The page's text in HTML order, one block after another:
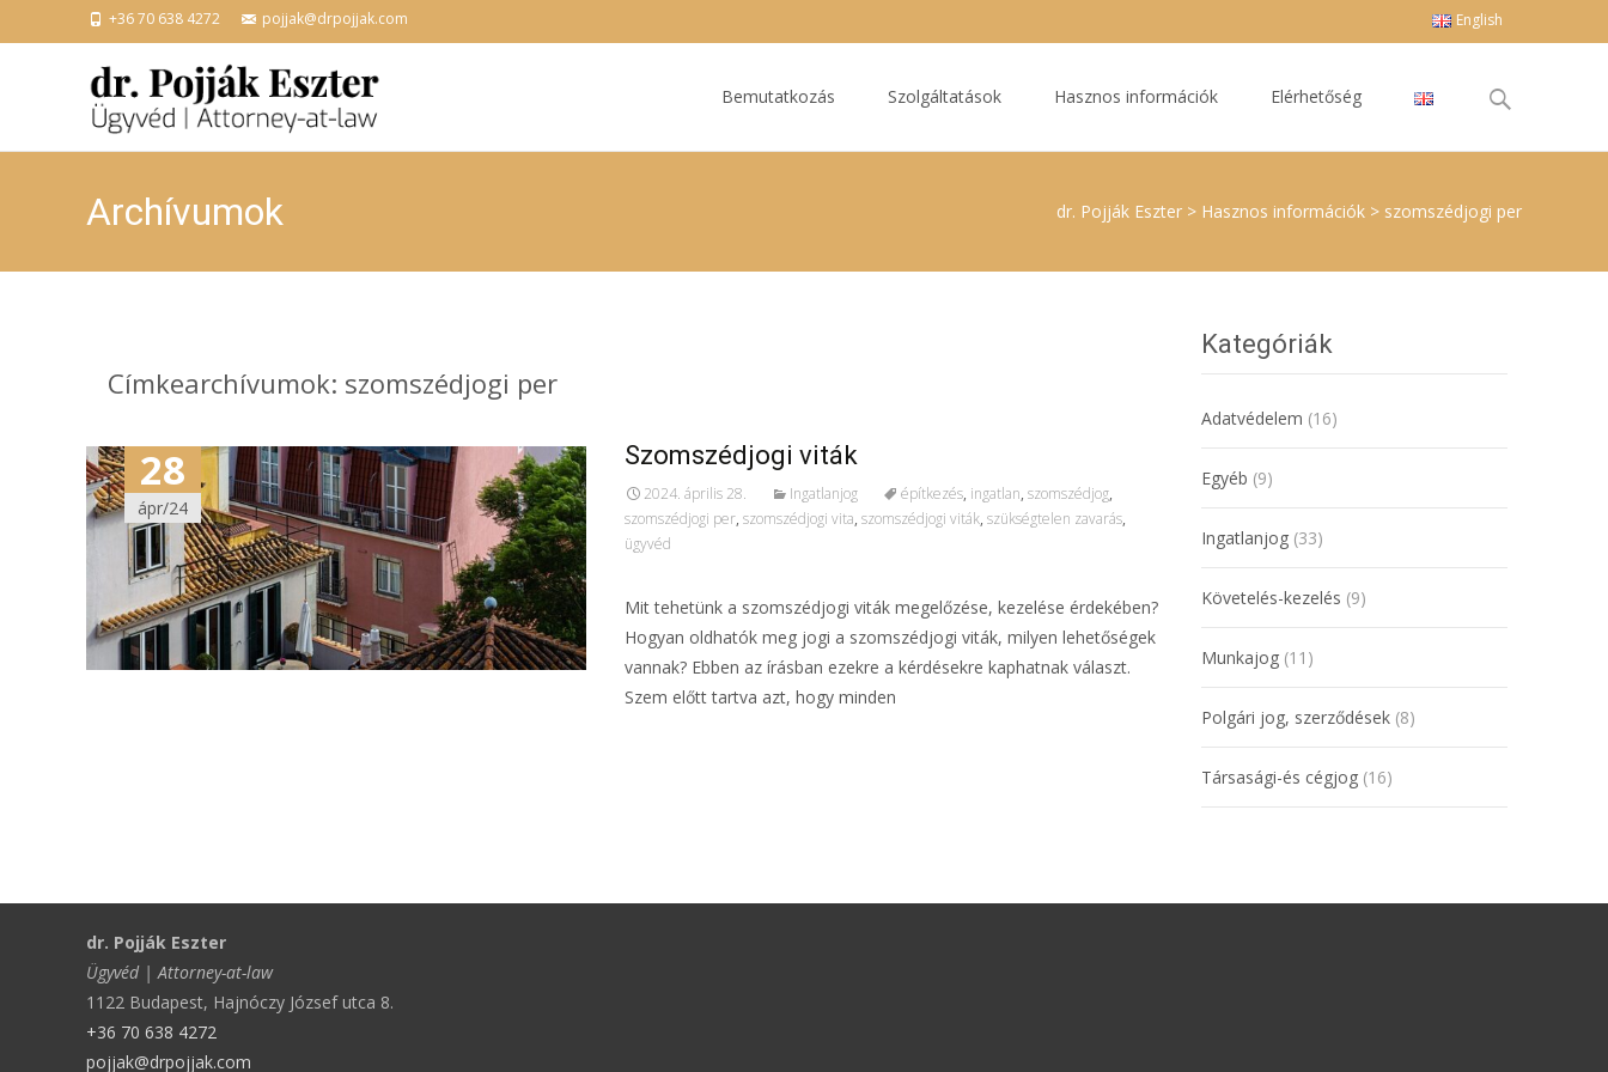
+36 70 638 4272 pojjak@drpojjak.com English
Bemutatkozás Szolgáltatások Hasznos információk Elérhetőség
Keresés
erre:
Archívumok dr. Pojják Eszter > Hasznos információk > szomszédjogi per
Címkearchívumok: szomszédjogi per
28
ápr/24
Szomszédjogi viták
2024. április 28. Ingatlanjog építkezés, ingatlan, szomszédjog,
szomszédjogi per, szomszédjogi vita, szomszédjogi viták, szükségtelen zavarás,
ügyvéd
Mit tehetünk a szomszédjogi viták megelőzése, kezelése érdekében?
Hogyan oldhatók meg jogi a szomszédjogi viták, milyen lehetőségek
vannak? Ebben az írásban ezekre a kérdésekre kaphatnak választ.
Szem előtt tartva azt, hogy minden
Kategóriák
Adatvédelem (16)
Egyéb (9)
Ingatlanjog (33)
Követelés-kezelés (9)
Munkajog (11)
Polgári jog, szerződések (8)
Társasági-és cégjog (16)
dr. Pojják Eszter
Ügyvéd | Attorney-at-law
1122 Budapest, Hajnóczy József utca 8.
+36 70 638 4272
pojjak@drpojjak.com